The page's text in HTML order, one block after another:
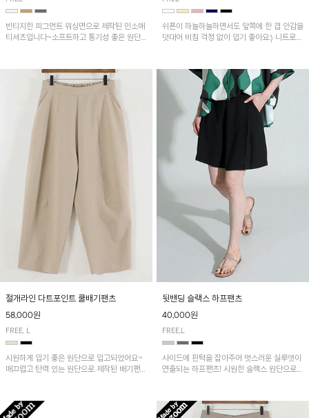
빈티지한 피그먼트 워싱면으로 제작된 민소매
티셔츠입니다~소프트하고 통기성 좋은 원단
쉬폰이 하늘하늘하면서도 앞쪽에 한 겹 안감을
덧대어 비침 걱정 없이 입기 좋아요:) 니트로
절개라인 다트포인트 쿨배기팬츠
58,000원
FREE, L
시원하게 입기 좋은 원단으로 입고되었어요~
매끄럽고 탄력 있는 원단으로 제작된 배기팬츠
뒷밴딩 슬랙스 하프팬츠
40,000원
FREE,L
사이드에 핀턱을 잡아주어 멋스러운 실루엣이
연출되는 하프팬츠! 시원한 슬랙스 원단으로